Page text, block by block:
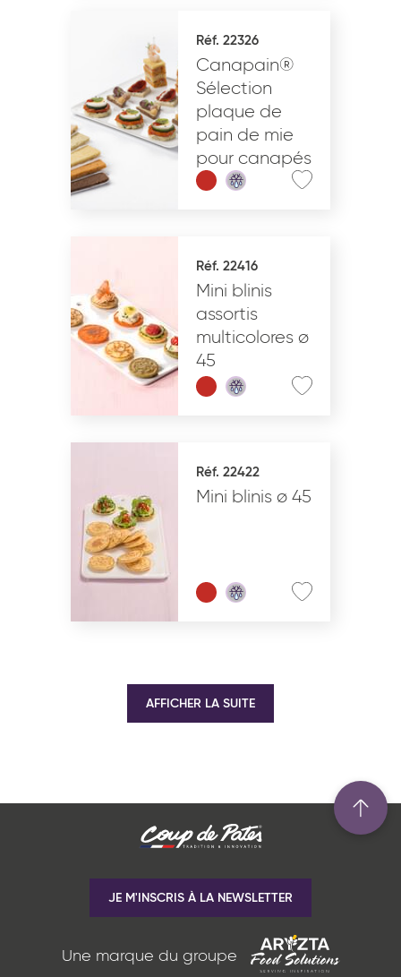
Réf. 22326
Canapain®
Sélection
plaque de
pain de mie
pour canapés
Réf. 22416
Mini blinis
assortis
multicolores ø
45
Réf. 22422
Mini blinis ø 45
AFFICHER LA SUITE
JE M'INSCRIS À LA NEWSLETTER
Une marque du groupe